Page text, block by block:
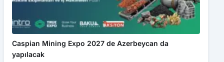
Caspian Mining Expo 2027 de Azerbeycan da
yapılacak